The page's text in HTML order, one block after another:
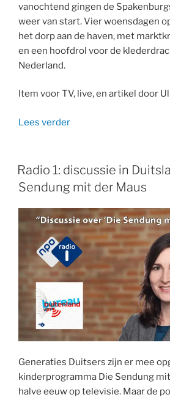
vanochtend gingen de
weer van start. Vier woensdagen
het dorp aan de haven, met
en een hoofdrol voor de
Nederland.
Item voor TV, live, en artikel door
Lees verder“50ste
Dagen
feestelijk
van
start”
Radio 1: discussie in
Sendung mit der Maus
Generaties Duitsers zijn er mee
kinderprogramma Die Sendung
halve eeuw op televisie. Maar de